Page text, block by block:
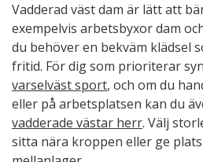
Vadderad väst dam är lätt att
exempelvis arbetsbyxor dam
du behöver en bekväm klädsel
fritid. För dig som prioriterar
varselväst sport, och om du
eller på arbetsplatsen kan du
vadderade västar herr. Välj
sitta nära kroppen eller ge